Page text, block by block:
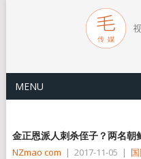
MENU
金正恩派人刺杀侄子？两名朝
NZmao com | 2017-11-05 |